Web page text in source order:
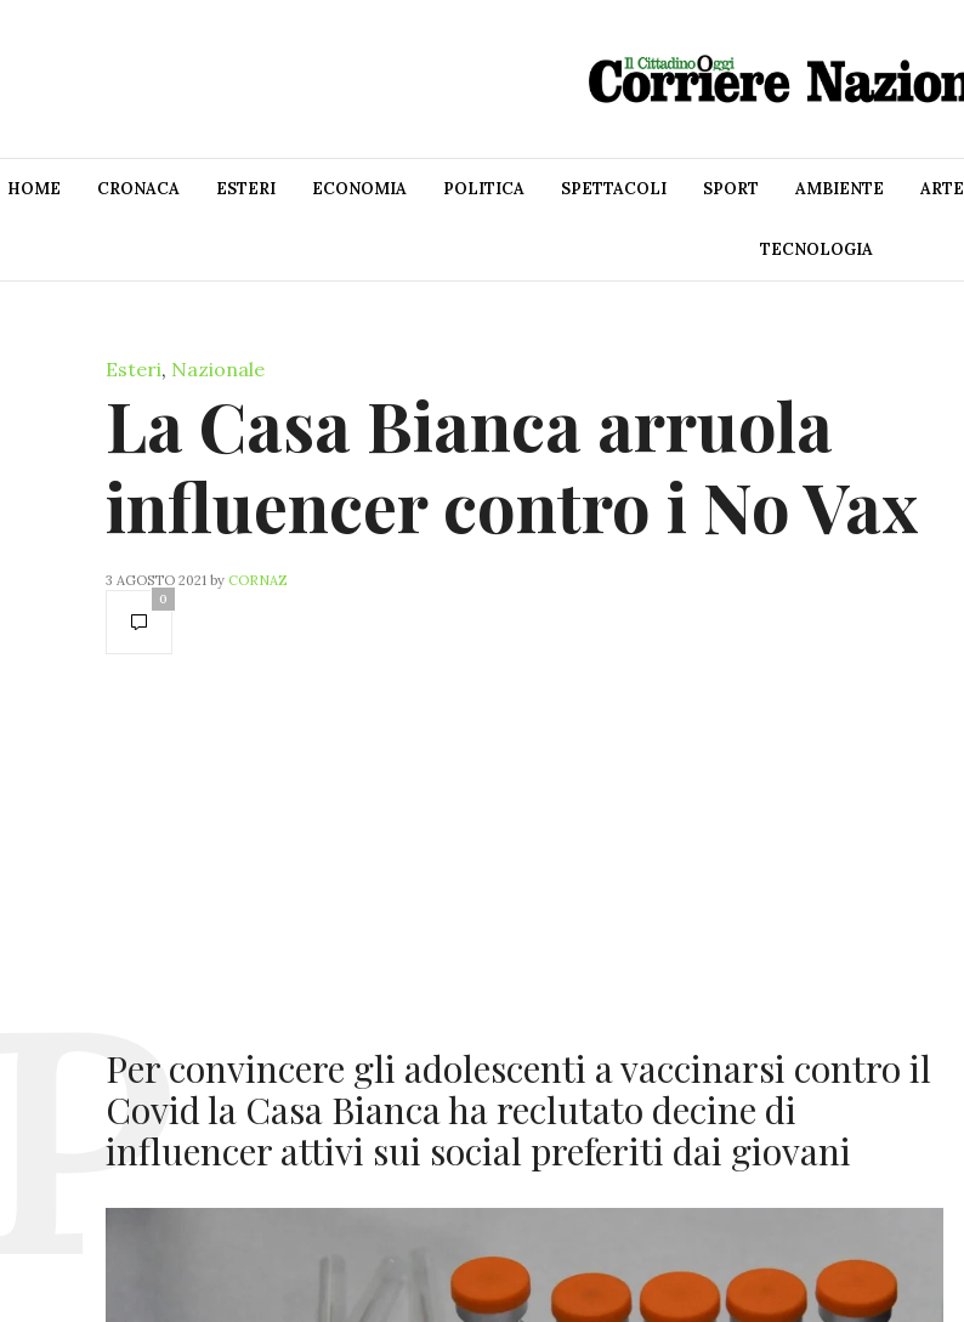
HOME CRONACA ESTERI ECONOMIA POLITICA SPETTACOLI SPORT AMBIENTE ARTE
TECNOLOGIA
Esteri, Nazionale
La Casa Bianca arruola
influencer contro i No Vax
3 AGOSTO 2021 by CORNAZ
0
Per convincere gli adolescenti a vaccinarsi contro il
Covid la Casa Bianca ha reclutato decine di
influencer attivi sui social preferiti dai giovani